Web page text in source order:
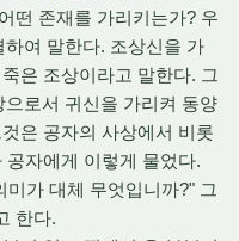
떤 존재를 가리키는가? 우
여 말한다. 조상신을 가
은 조상이라고 말한다. 그
로서 귀신을 가리켜 동양
은 공자의 사상에서 비롯
자에게 이렇게 물었다.
가 대체 무엇입니까?" 그
한다.